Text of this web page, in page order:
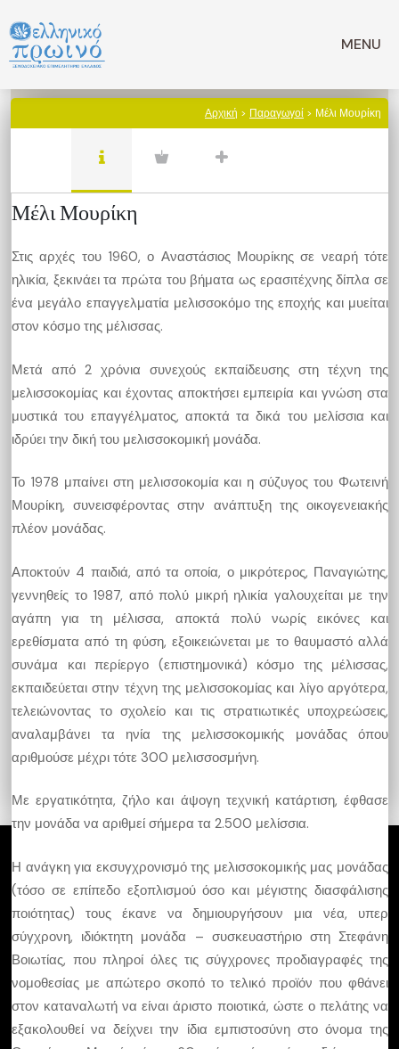
σε
περιεχόμενο
MENU
Αρχική > Παραγωγοί > Μέλι Μουρίκη
Μέλι Μουρίκη
Στις αρχές του 1960, ο Αναστάσιος Μουρίκης σε νεαρή τότε
ηλικία, ξεκινάει τα πρώτα του βήματα ως ερασιτέχνης δίπλα σε
ένα μεγάλο επαγγελματία μελισσοκόμο της εποχής και μυείται
στον κόσμο της μέλισσας.
Μετά από 2 χρόνια συνεχούς εκπαίδευσης στη τέχνη της
μελισσοκομίας και έχοντας αποκτήσει εμπειρία και γνώση στα
μυστικά του επαγγέλματος, αποκτά τα δικά του μελίσσια και
ιδρύει την δική του μελισσοκομική μονάδα.
Το 1978 μπαίνει στη μελισσοκομία και η σύζυγος του Φωτεινή
Μουρίκη, συνεισφέροντας στην ανάπτυξη της οικογενειακής
πλέον μονάδας.
Αποκτούν 4 παιδιά, από τα οποία, ο μικρότερος, Παναγιώτης,
γεννηθείς το 1987, από πολύ μικρή ηλικία γαλουχείται με την
αγάπη για τη μέλισσα, αποκτά πολύ νωρίς εικόνες και
ερεθίσματα από τη φύση, εξοικειώνεται με το θαυμαστό αλλά
συνάμα και περίεργο (επιστημονικά) κόσμο της μέλισσας,
εκπαιδεύεται στην τέχνη της μελισσοκομίας και λίγο αργότερα,
τελειώνοντας το σχολείο και τις στρατιωτικές υποχρεώσεις,
αναλαμβάνει τα ηνία της μελισσοκομικής μονάδας όπου
αριθμούσε μέχρι τότε 300 μελισσοσμήνη.
Με εργατικότητα, ζήλο και άψογη τεχνική κατάρτιση, έφθασε
την μονάδα να αριθμεί σήμερα τα 2.500 μελίσσια.
Η ανάγκη για εκσυγχρονισμό της μελισσοκομικής μας μονάδας
(τόσο σε επίπεδο εξοπλισμού όσο και μέγιστης διασφάλισης
ποιότητας) τους έκανε να δημιουργήσουν μια νέα, υπερ
σύγχρονη, ιδιόκτητη μονάδα – συσκευαστήριο στη Στεφάνη
Βοιωτίας, που πληροί όλες τις σύγχρονες προδιαγραφές της
νομοθεσίας με απώτερο σκοπό το τελικό προϊόν που φθάνει
στον καταναλωτή να είναι άριστο ποιοτικά, ώστε ο πελάτης να
εξακολουθεί να δείχνει την ίδια εμπιστοσύνη στο όνομα της
Εγγραφείτε στο πρόγραμμα
Μάθετε περισσότερα για το Ξενοδοχειακό
Επιμελητήριο Ελλάδος
©Greek Breakfast. All Rights Reserved. 2025